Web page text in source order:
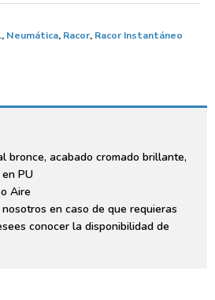
, Neumática, Racor, Racor Instantáneo
bronce, acabado cromado brillante,
PU
Aire
en caso de que requieras
conocer la disponibilidad de